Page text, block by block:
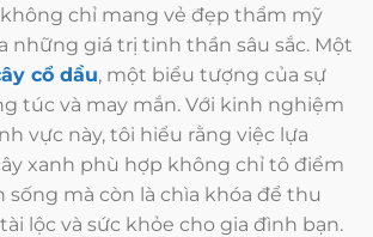
chỉ mang vẻ đẹp thẩm mỹ
những giá trị tinh thần sâu sắc. Một
cổ dầu, một biểu tượng của sự
túc và may mắn. Với kinh nghiệm
vực này, tôi hiểu rằng việc lựa
xanh phù hợp không chỉ tô điểm
sống mà còn là chìa khóa để thu
lộc và sức khỏe cho gia đình bạn.